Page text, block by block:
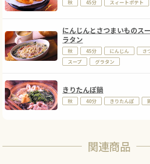
秋 45分 スィートポテト
にんじんとさつまいものス
ラタン
秋 45分 にんじん さ
スープ
グラタン
きりたんぽ鍋
秋 40分 きりたんぽ
関連商品